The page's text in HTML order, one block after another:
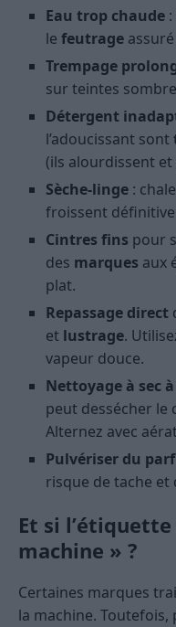
Eau trop chaude
le feutrage
Trempage
sur teintes
Détergent
l’adoucissant sont
(ils alourdissent
Sèche-linge :
froissent
Cintres fins pour
des marques aux
plat.
Repassage direct
et lustrage.
vapeur douce.
Nettoyage à sec
peut dessécher le
Alternez avec
Pulvériser du
risque de tache
Et si
machine » ?
Certaines marques
la machine.